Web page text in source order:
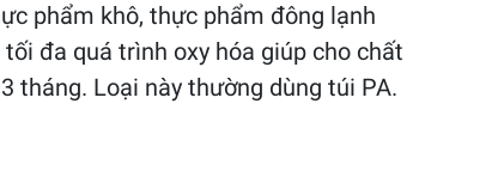
phẩm khô, thực phẩm đông lạnh
đa quá trình oxy hóa giúp cho chất
tháng. Loại này thường dùng túi PA.